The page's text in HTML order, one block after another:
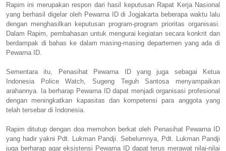
Rapim ini merupakan respon dari hasil keputusan Rapat Kerja Nasional
yang berhasil digelar oleh Pewarna ID di Jogjakarta beberapa waktu lalu
dengan menghasilkan keputusan program-program prioritas organisasi.
Dalam Rapim, pembahasan untuk mengurai kegiatan secara konkrit dan
berdampak di bahas ke dalam masing-masing departemen yang ada di
Pewarna ID.
Sementara itu, Penasihat Pewarna ID yang juga sebagai Ketua
Indonesia Police Watch, Sugeng Teguh Santosa menyampaikan
arahannya. Ia berharap Pewarna ID dapat menjadi organisasi profesional
dengan meningkatkan kapasitas dan kompetensi para anggota yang
telah tersebar di Indonesia.
Rapim ditutup dengan doa memohon berkat oleh Penasihat Pewarna ID
yang hadir yakni Pdt. Lukman Pandji. Sebelumnya, Pdt. Lukman Pandji
juga berharap agar eksistensi Pewarna ID dapat terus merawat nilai-nilai